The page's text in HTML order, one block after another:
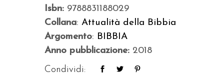
Isbn: 9788831188029
Collana: Attualità della Bibbia
Argomento: BIBBIA
Anno pubblicazione: 2018
Condividi: